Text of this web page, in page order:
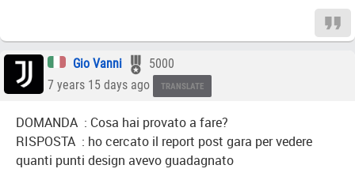
Gio Vanni
5000
7 years 15 days ago
TRANSLATE
DOMANDA : Cosa hai provato a fare?
RISPOSTA : ho cercato il report post gara per vedere
quanti punti design avevo guadagnato